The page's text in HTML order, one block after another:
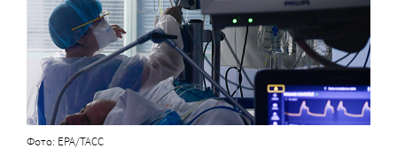
Фото: EPA/ТАСС